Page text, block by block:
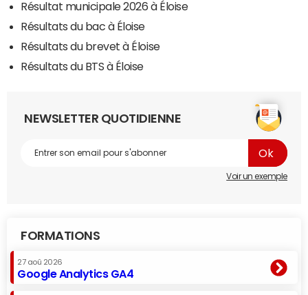
Résultat municipale 2026 à Éloise
Résultats du bac à Éloise
Résultats du brevet à Éloise
Résultats du BTS à Éloise
NEWSLETTER QUOTIDIENNE
Voir un exemple
FORMATIONS
27 aoû 2026
Google Analytics GA4